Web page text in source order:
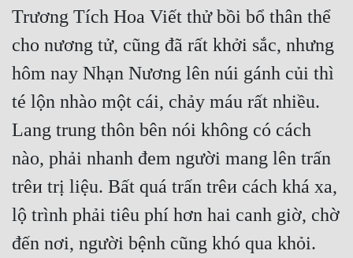
Trương Tích Hoa Viết thử bồi bổ thân thể
cho nương tử, cũng đã rất khởi sắc, nhưng
hôm nay Nhạn Nương lên núi gánh củi thì
té lộn nhào một cái, chảy máu rất nhiều.
Lang trung thôn bên nói không có cách
nào, phải nhanh đem người mang lên trấn
trêи trị liệu. Bất quá trấn trêи cách khá xa,
lộ trình phải tiêu phí hơn hai canh giờ, chờ
đến nơi, người bệnh cũng khó qua khỏi.